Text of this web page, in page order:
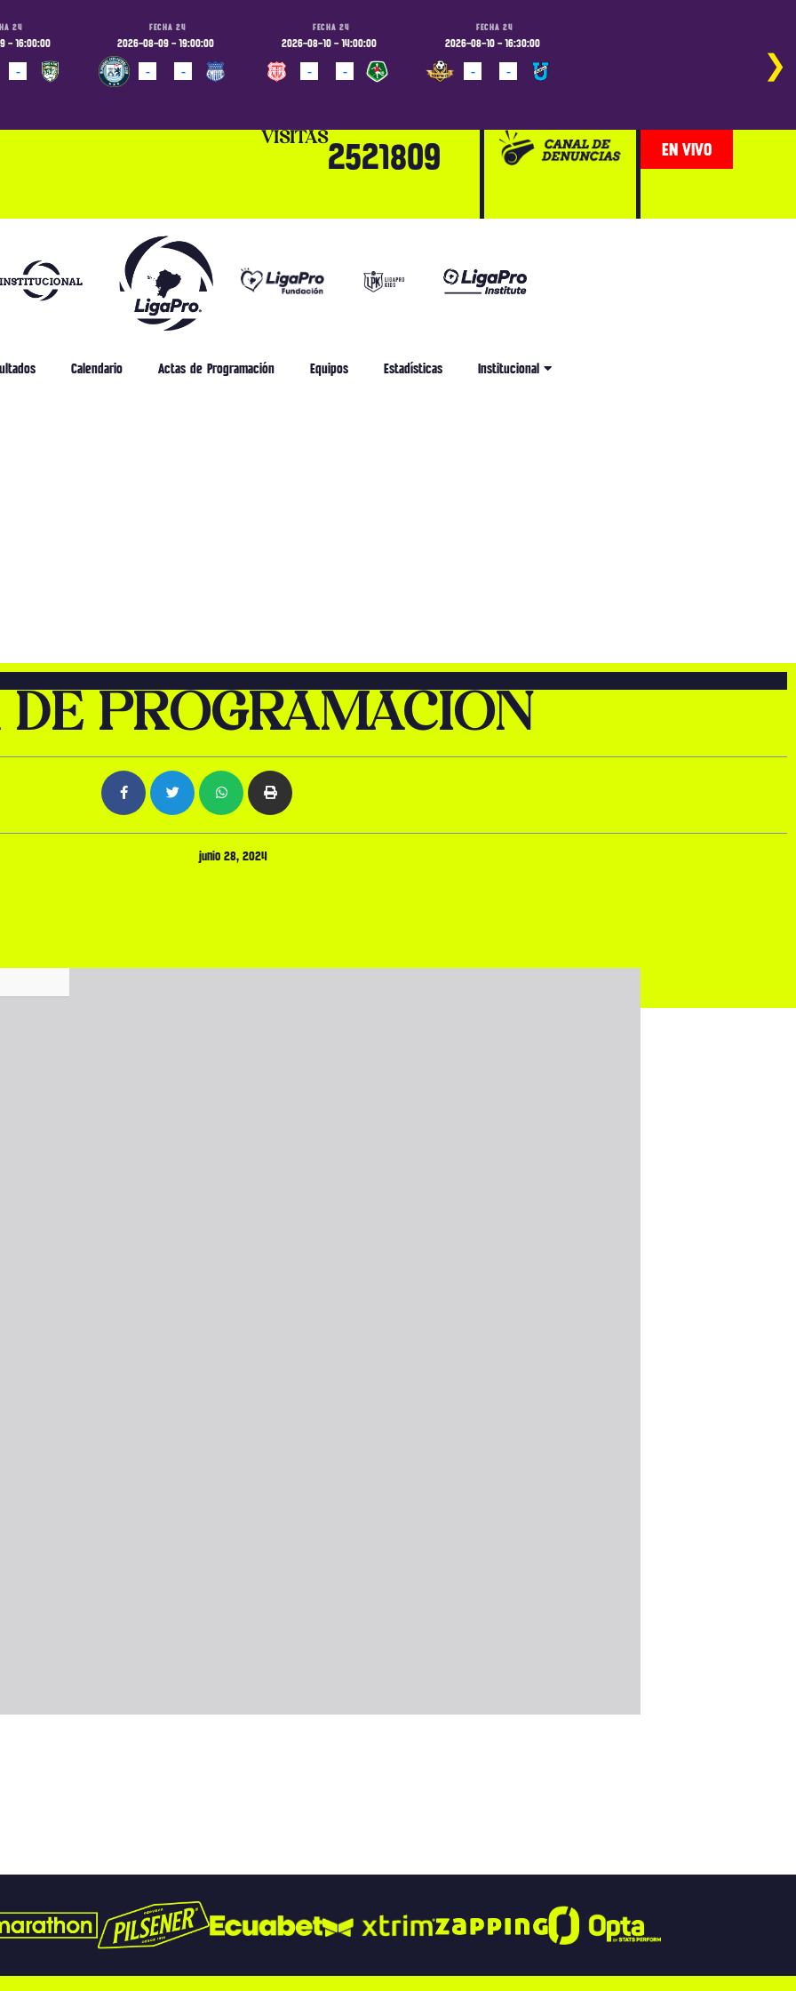
24
- 16:00:00
-
FECHA 24
2026-08-09 - 19:00:00
-
-
FECHA 24
2026-08-10 - 14:00:00
-
-
FECHA 24
2026-08-10 - 16:30:00
-
- ❯
VISITAS2521809 EN VIVO
Calendario Actas de Programación Equipos Estadísticas Institucional
DE PROGRAMACIÓN
junio 28, 2024